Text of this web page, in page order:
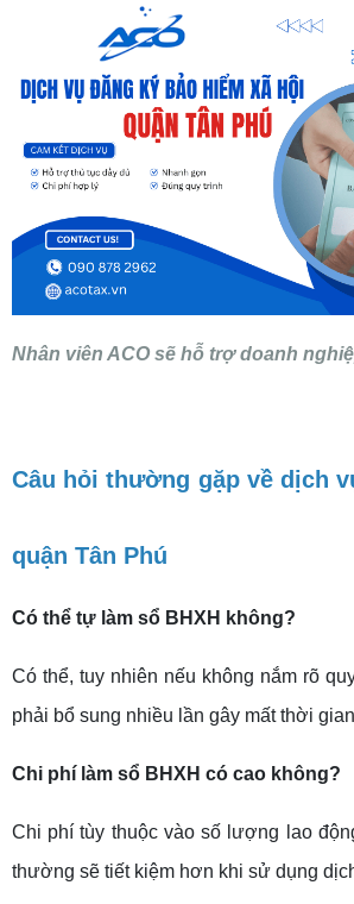
Nhân viên ACO sẽ hỗ trợ doanh
Câu hỏi thường gặp về dịch
quận Tân Phú
Có thể tự làm sổ BHXH không?
Có thể, tuy nhiên nếu không nắm rõ
phải bổ sung nhiều lần gây mất thời
Chi phí làm sổ BHXH có cao không?
Chi phí tùy thuộc vào số lượng lao
thường sẽ tiết kiệm hơn khi sử dụng